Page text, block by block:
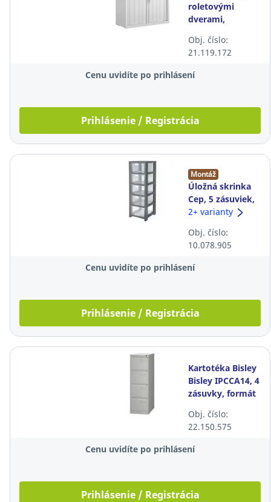
roletovými
dverami,
uzamykateľná,
biela
Obj. číslo:
21.119.172
Cenu uvidíte po prihlásení
Prihlásenie / Registrácia
Montáž
Úložná skrinka
Cep, 5 zásuviek,
plast, čierna,
2+ varianty
Obj. číslo:
10.078.905
Cenu uvidíte po prihlásení
Prihlásenie / Registrácia
Kartotéka Bisley
Bisley IPCCA14, 4
zásuvky, formát
Obj. číslo:
22.150.575
Cenu uvidíte po prihlásení
Prihlásenie / Registrácia